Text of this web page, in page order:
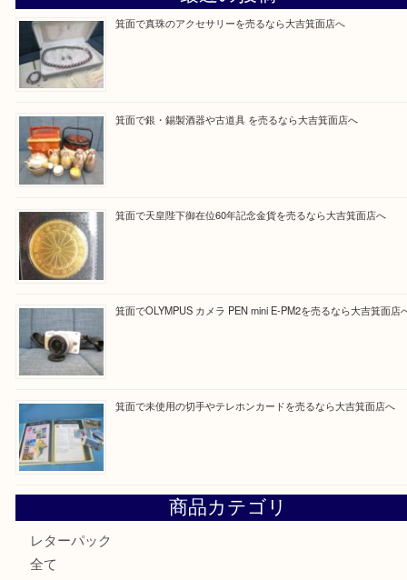
大吉 箕面店に来てよかった！と思っていただける
一点を丁寧に査定いたします！
Facebook
Twitter
買取ブログ検索
最近の投稿